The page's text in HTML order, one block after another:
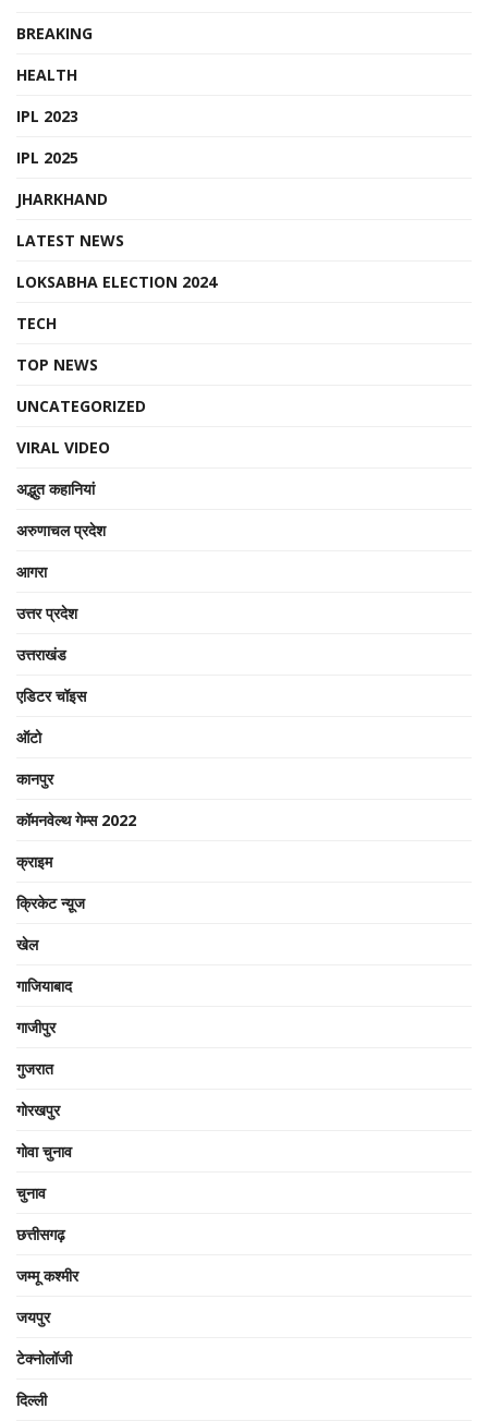
BREAKING
HEALTH
IPL 2023
IPL 2025
JHARKHAND
LATEST NEWS
LOKSABHA ELECTION 2024
TECH
TOP NEWS
UNCATEGORIZED
VIRAL VIDEO
अद्भुत कहानियां
अरुणाचल प्रदेश
आगरा
उत्तर प्रदेश
उत्तराखंड
एडिटर चॉइस
ऑटो
कानपुर
कॉमनवेल्थ गेम्स 2022
क्राइम
क्रिकेट न्यू़ज
खेल
गाजियाबाद
गाजीपुर
गुजरात
गोरखपुर
गोवा चुनाव
चुनाव
छत्तीसगढ़
जम्मू कश्मीर
जयपुर
टेक्नोलॉजी
दिल्ली